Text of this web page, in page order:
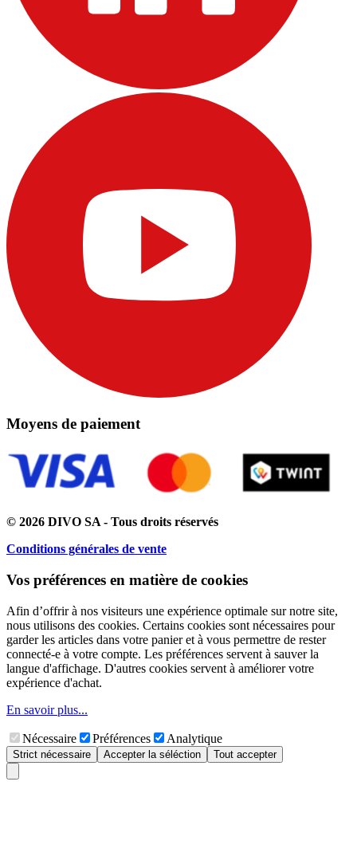
Moyens de paiement
© 2026 DIVO SA - Tous droits réservés
Conditions générales de vente
Vos préférences en matière de cookies
Afin d’offrir à nos visiteurs une expérience optimale sur notre site,
nous utilisons des cookies. Certains cookies sont nécessaires pour
garder les articles dans votre panier et à vous permettre de rester
connecté-e à votre compte. Les préférences servent à sauver la
langue d'affichage. D'autres cookies servent à améliorer votre
expérience d'achat.
En savoir plus...
Nécessaire Préférences Analytique
Strict nécessaire Accepter la séléction Tout accepter